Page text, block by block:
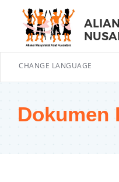
CHANGE LANGUAGE
Dokumen